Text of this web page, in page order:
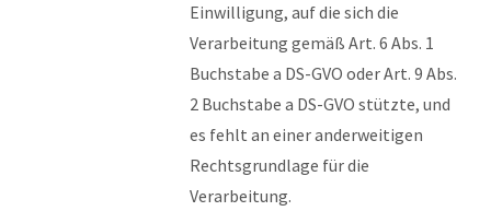
Einwilligung, auf die sich die
Verarbeitung gemäß Art. 6 Abs. 1
Buchstabe a DS-GVO oder Art. 9 Abs.
2 Buchstabe a DS-GVO stützte, und
es fehlt an einer anderweitigen
Rechtsgrundlage für die
Verarbeitung.